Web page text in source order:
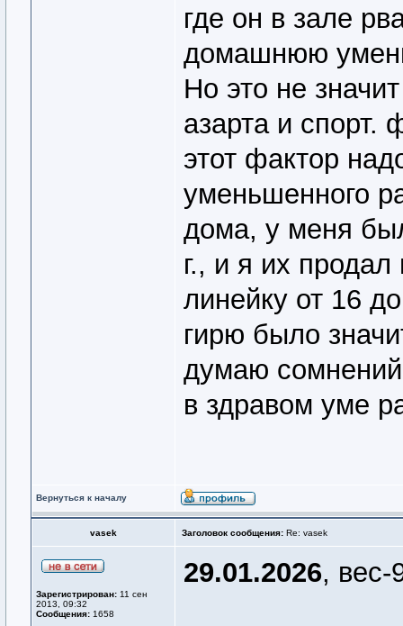
где он в зале
домашнюю
Но это не
азарта и спорт.
этот фактор
уменьшенного
дома, у меня
г., и я их
линейку от 16
гирю было
думаю
в здравом уме
Вернуться к началу
vasek Заголовок сообщения: Re: vasek
Зарегистрирован: 11 сен
2013, 09:32
Сообщения: 1658
29.01.2026, вес-